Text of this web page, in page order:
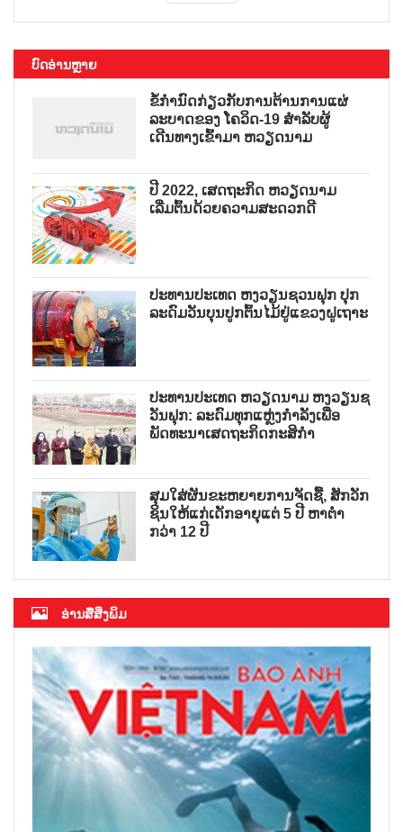
ບົດອ່ານຫຼາຍ
ຂໍ້ກຳນົດກ່ຽວກັບການຕ້ານການແຜ່
ລະບາດຂອງ ໂຄວິດ-19 ສຳລັບຜູ້
ເດີນທາງເຂົ້າມາ ຫວຽດນາມ
ປີ 2022, ເສດຖະກິດ ຫວຽດນາມ
ເລີ່ມຕົ້ນດ້ວຍຄວາມສະດວກດີ
ປະທານປະເທດ ຫງວຽນຊວນຟຸກ ປຸກ
ລະດົມວັນບຸນປູກຕົ້ນໄມ້ຢູ່ແຂວງຝູເຖາະ
ປະທານປະເທດ ຫວຽດນາມ ຫງວຽນຊ
ວັນຟຸກ: ລະດົມທຸກແຫຼ່ງກຳລັງເພື່ອ
ພັດທະນາເສດຖະກິດກະສິກຳ
ສຸມໃສ່ຜັນຂະຫຍາຍການຈັດຊື້, ສັກວັກ
ຊິນໃຫ້ແກ່ເດັກອາຍຸແຕ່ 5 ປີ ຫາຕ່ຳ
ກວ່າ 12 ປີ
ອ່ານສື່ສິ່ງພິມ